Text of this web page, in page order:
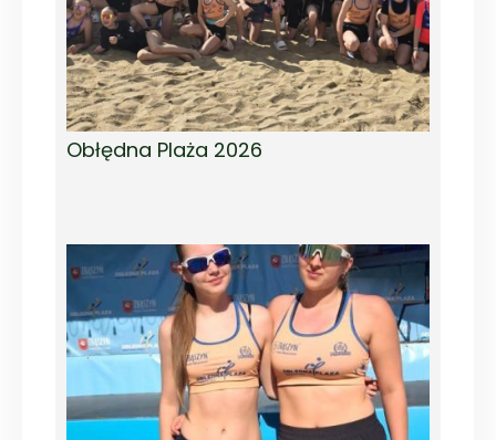
Obłędna Plaża 2026